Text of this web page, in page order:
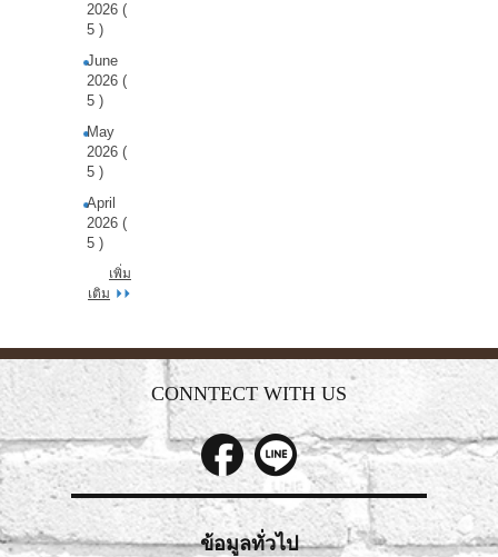
2026 (
5 )
June
2026 (
5 )
May
2026 (
5 )
April
2026 (
5 )
เพิ่ม
เติม
CONNTECT WITH US
ข้อมูลทั่วไป